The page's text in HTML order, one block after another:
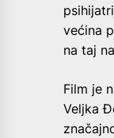
većina
na taj
Film je
Veljka